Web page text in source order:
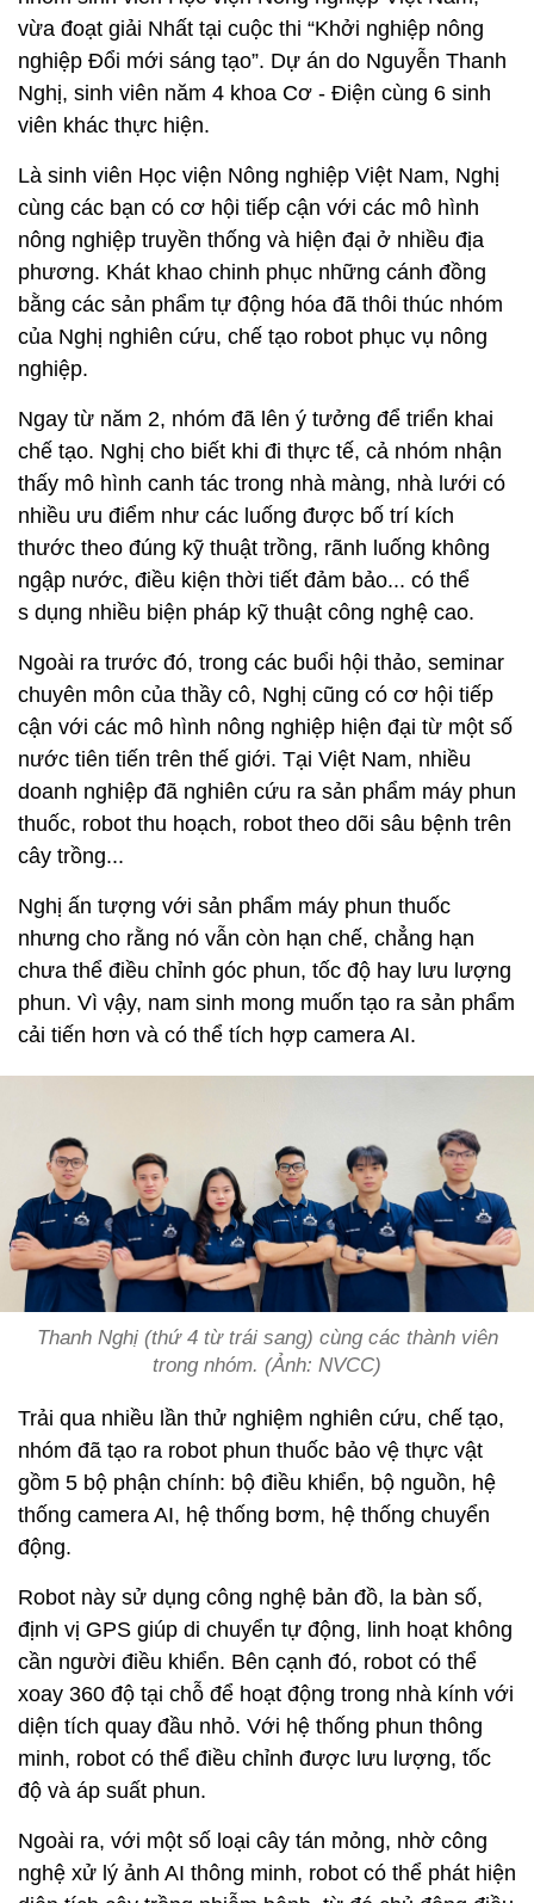
vừa đoạt giải Nhất tại cuộc thi “Khởi nghiệp nông
nghiệp Đổi mới sáng tạo”. Dự án do Nguyễn Thanh
Nghị, sinh viên năm 4 khoa Cơ - Điện cùng 6 sinh
viên khác thực hiện.
Là sinh viên Học viện Nông nghiệp Việt Nam, Nghị
cùng các bạn có cơ hội tiếp cận với các mô hình
nông nghiệp truyền thống và hiện đại ở nhiều địa
phương. Khát khao chinh phục những cánh đồng
bằng các sản phẩm tự động hóa đã thôi thúc nhóm
của Nghị nghiên cứu, chế tạo robot phục vụ nông
nghiệp.
Ngay từ năm 2, nhóm đã lên ý tưởng để triển khai
chế tạo. Nghị cho biết khi đi thực tế, cả nhóm nhận
thấy mô hình canh tác trong nhà màng, nhà lưới có
nhiều ưu điểm như các luống được bố trí kích
thước theo đúng kỹ thuật trồng, rãnh luống không
ngập nước, điều kiện thời tiết đảm bảo... có thể
s dụng nhiều biện pháp kỹ thuật công nghệ cao.
Ngoài ra trước đó, trong các buổi hội thảo, seminar
chuyên môn của thầy cô, Nghị cũng có cơ hội tiếp
cận với các mô hình nông nghiệp hiện đại từ một số
nước tiên tiến trên thế giới. Tại Việt Nam, nhiều
doanh nghiệp đã nghiên cứu ra sản phẩm máy phun
thuốc, robot thu hoạch, robot theo dõi sâu bệnh trên
cây trồng...
Nghị ấn tượng với sản phẩm máy phun thuốc
nhưng cho rằng nó vẫn còn hạn chế, chẳng hạn
chưa thể điều chỉnh góc phun, tốc độ hay lưu lượng
phun. Vì vậy, nam sinh mong muốn tạo ra sản phẩm
cải tiến hơn và có thể tích hợp camera AI.
Thanh Nghị (thứ 4 từ trái sang) cùng các thành viên
trong nhóm. (Ảnh: NVCC)
Trải qua nhiều lần thử nghiệm nghiên cứu, chế tạo,
nhóm đã tạo ra robot phun thuốc bảo vệ thực vật
gồm 5 bộ phận chính: bộ điều khiển, bộ nguồn, hệ
thống camera AI, hệ thống bơm, hệ thống chuyển
động.
Robot này sử dụng công nghệ bản đồ, la bàn số,
định vị GPS giúp di chuyển tự động, linh hoạt không
cần người điều khiển. Bên cạnh đó, robot có thể
xoay 360 độ tại chỗ để hoạt động trong nhà kính với
diện tích quay đầu nhỏ. Với hệ thống phun thông
minh, robot có thể điều chỉnh được lưu lượng, tốc
độ và áp suất phun.
Ngoài ra, với một số loại cây tán mỏng, nhờ công
nghệ xử lý ảnh AI thông minh, robot có thể phát hiện